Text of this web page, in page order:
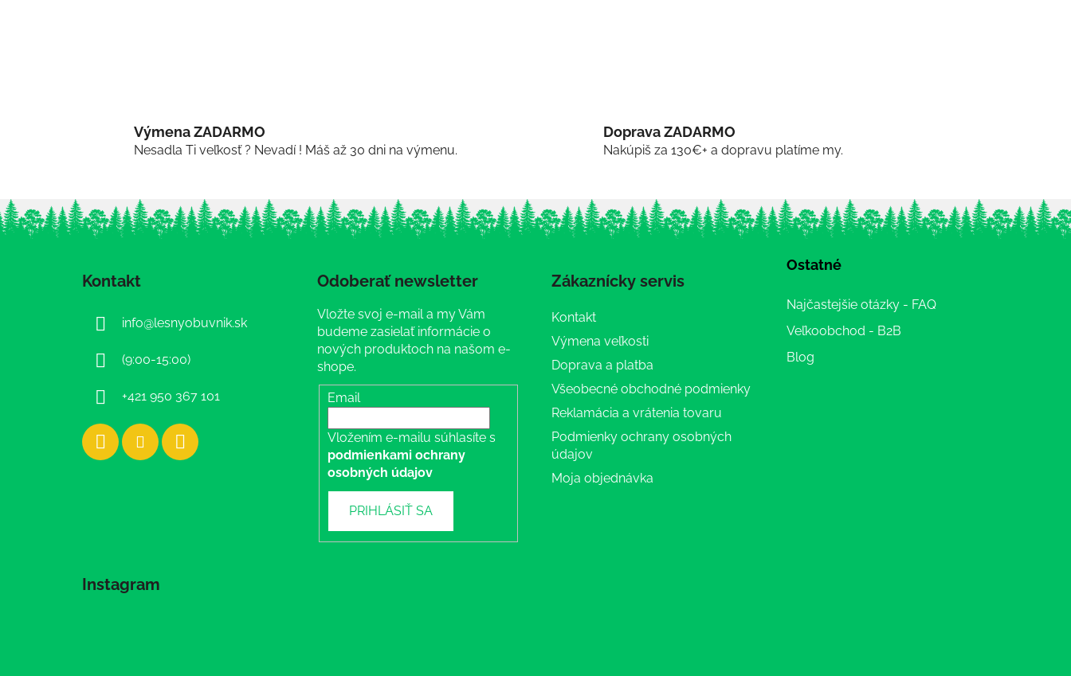
Výmena ZADARMO
Nesadla Ti veľkosť ? Nevadí ! Máš až 30 dni na výmenu.
Doprava ZADARMO
Nakúpiš za 130€+ a dopravu platíme my.
Kontakt
info@lesnyobuvnik.sk
(9:00-15:00)
+421 950 367 101
Odoberať newsletter
Vložte svoj e-mail a my Vám
budeme zasielať informácie o
nových produktoch na našom e-
shope.
Email
Vložením e-mailu súhlasíte s
podmienkami ochrany
osobných údajov
PRIHLÁSIŤ SA
Zákaznícky servis
Kontakt
Výmena veľkosti
Doprava a platba
Všeobecné obchodné podmienky
Reklamácia a vrátenia tovaru
Podmienky ochrany osobných
údajov
Moja objednávka
Ostatné
Najčastejšie otázky - FAQ
Veľkoobchod - B2B
Blog
Instagram